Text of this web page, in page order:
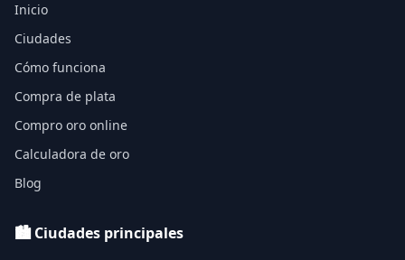
Inicio
Ciudades
Cómo funciona
Compra de plata
Compro oro online
Calculadora de oro
Blog
🏙️ Ciudades principales